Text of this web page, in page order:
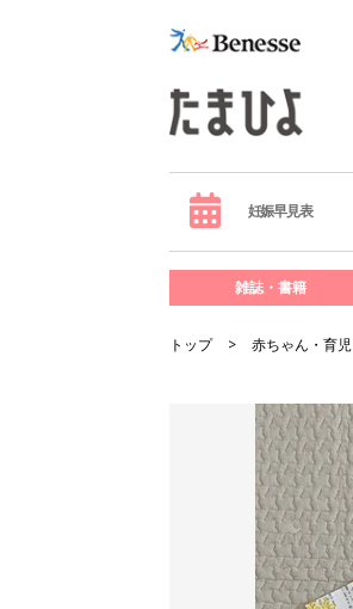
妊娠早見表
雑誌・書籍
トップ 赤ちゃん・育児